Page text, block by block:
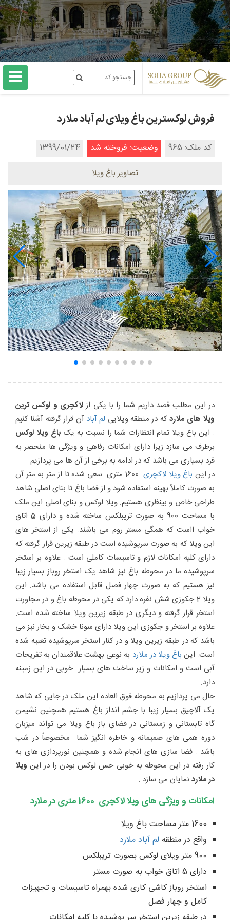
فروش لوکسترین باغ ویلای لم آباد ملارد
کد ملک: 965 وضعیت: فروخته شد 1399/01/24
تصاویر باغ ویلا
در این مطلب قصد داریم شما را با یکی ازلاکچری و لوکس ترین
ویلا های ملاردکه در منطقه ویلایی لم آباد آن قرار گرفته آشنا کنیم
. این باغ ویلا تمام انتظارات شما را نسبت به یک باغ ویلا لوکس
برطرف می سازد زیرا دارای امکانات رفاهی و ویژگی ها منحصر به
فرد بسیاری می باشد که در ادامه به برخی از آن ها می پردازیم
در این باغ ویلا لاکچری
1600 متری سعی شده تا از متر به متر آن
به صورت کاملاً بهینه استفاده شود و از فضا باغ تا بنای اصلی شاهد
طراحی خاص و بینظری هستیم. ویلا لوکس و بنای اصلی این ملک
با مساحت 900 به صورت تریبلکس ساخته شده و دارای 5 اتاق
خواب ااست که همگی مستر روم می باشند. یکی از استخر های
این ویلا که به صورت سرپوشیده است در طبقه زیرین قرار گرفته که
دارای کلیه امکانات لازم و تاسیسات کاملی است . علاوه بر استخر
سرپوشیده ما در محوطه باغ نیز شاهد یک استخر روباز بسیار زیبا
نیز هستیم که به صورت چهار فصل قابل استفاده می باشد. این
ویلا 2 جکوزی شش نفره دارد که یکی در محوطه باغ و در مجاورت
استخر قرار گرفته و دیگری در طبقه زیرین ویلا ساخته شده است.
علاوه بر استخر و جکوزی این ویلا دارای سونا خشک و بخار نیز می
باشد که در طبقه زیرین ویلا و در کنار استخر سرپوشیده تعبیه شده
است. این باغ ویلا در ملارد به نوعی بهشت علاقمندان به تفریحات
آبی است و امکانات و زیر ساخت های بسیار خوبی در این زمینه
دارد.
حال می پردازیم به محوطه فوق العاده این ملک در جایی که شاهد
یک آلاچیق بسیار زیبا با جشم انداز باغ هستیم همچنین نشیمن
گاه تابستانی و زمستانی در فضای باز باغ ویلا می تواند میزبان
دوره همی های صمیمانه و خاطره انگیز شما مخصوصاً در شب
باشد . فضا سازی های انجام شده و همچنین نورپردازی های به
کار رفته در این محوطه به خوبی حس لوکس بودن را در این ویلا
در ملارد نمایان می سازد .
امکانات و ویژگی های ویلا لاکچری 1600 متری در ملارد
1600 متر مساحت باغ ویلا
واقع در منطقه لم آباد ملارد
900 متر ویلای لوکس بصورت تریبلکس
دارای 5 اتاق خواب به صورت مستر
استخر روباز کاشی کاری شده بهمراه تاسیسات و تجهیزات
کامل و چهار فصل